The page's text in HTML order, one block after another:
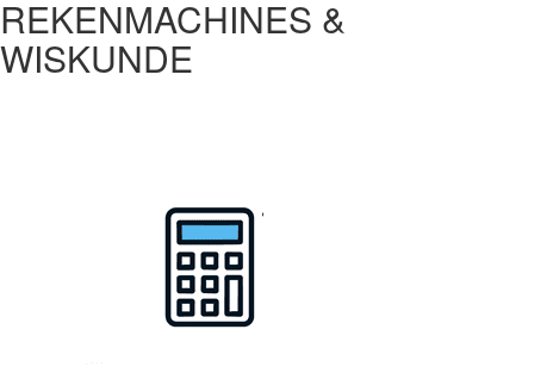
REKENMACHINES &
WISKUNDE